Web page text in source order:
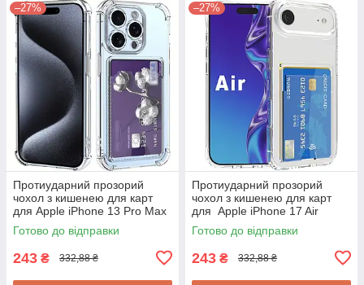
–27%
Протиударний прозорий
чохол з кишенею для карт
для Apple iPhone 13 Pro Max
Готово до відправки
243 ₴ 332,88 ₴
–27%
Протиударний прозорий
чохол з кишенею для карт
для Apple iPhone 17 Air
Готово до відправки
243 ₴ 332,88 ₴